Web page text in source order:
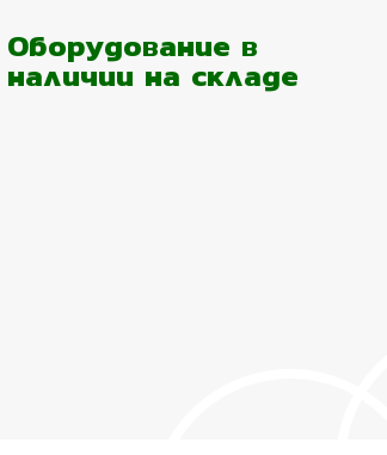
Оборудование в
наличии на складе